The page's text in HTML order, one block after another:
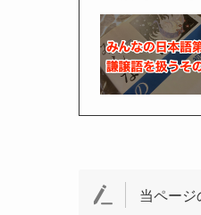
当ページ